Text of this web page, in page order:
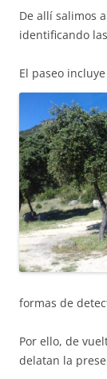
De allí salimos
identificando
El paseo
formas de
Por ello, de
delatan la